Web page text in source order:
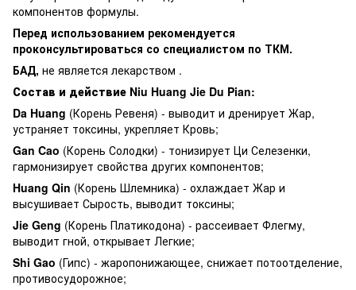
компонентов формулы.
Перед использованием рекомендуется
проконсультироваться со специалистом по ТКМ.
БАД, не является лекарством .
Состав и действие Niu Huang Jie Du Pian:
Da Huang (Корень Ревеня) - выводит и дренирует Жар,
устраняет токсины, укрепляет Кровь;
Gan Cao (Корень Солодки) - тонизирует Ци Селезенки,
гармонизирует свойства других компонентов;
Huang Qin (Корень Шлемника) - охлаждает Жар и
высушивает Сырость, выводит токсины;
Jie Geng (Корень Платикодона) - рассеивает Флегму,
выводит гной, открывает Легкие;
Shi Gao (Гипс) - жаропонижающее, снижает потоотделение,
противосудорожное;